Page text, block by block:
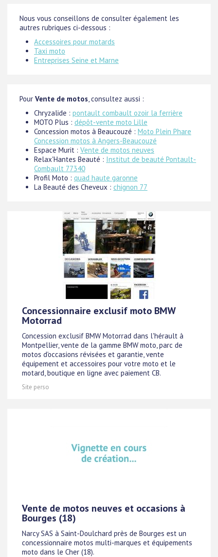
Nous vous conseillons de consulter également les
autres rubriques ci-dessous :
Accessoires pour motards
Taxi moto
Entreprises Seine et Marne
Pour Vente de motos , consultez aussi :
Chryzalide : pontault combault ozoir la ferrière
MOTO Plus : dépôt-vente moto Lille
Concession motos à Beaucouzé : Moto Plein Phare
Concession motos à Angers-Beaucouzé
Espace Murit : Vente de motos neuves
Relax'Hantes Beauté : Institut de beauté Pontault-
Combault 77340
Profil Moto : quad haute garonne
La Beauté des Cheveux : chignon 77
Concessionnaire exclusif moto BMW
Motorrad
Concession exclusif BMW Motorrad dans l'hérault à
Montpellier, vente de la gamme BMW moto, parc de
motos d'occasions révisées et garantie, vente
équipement et accessoires pour votre moto et le
motard, boutique en ligne avec paiement CB.
Site perso
Vente de motos neuves et occasions à
Bourges (18)
Narcy SAS à Saint-Doulchard près de Bourges est un
concessionnaire motos multi-marques et équipements
moto dans le Cher (18).